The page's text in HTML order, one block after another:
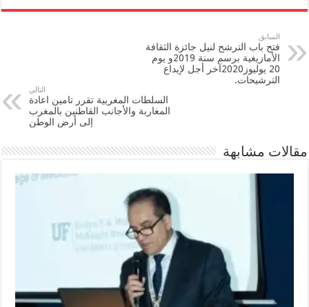
السابق
فتح باب الترشح لنيل جائزة الثقافة
الأمازيغية برسم سنة 2019و يوم
20 يوليوز2020آخر أجل لإيداع
الترشيحات.
التالي
السلطات المغربية تقرر تامين اعادة
المغاربة والأجانب القاطنين بالمغرب
إلى أرض الوطن
مقالات مشابهة